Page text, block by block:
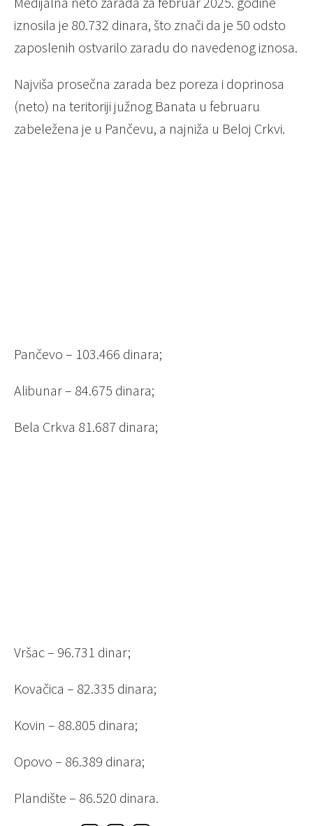
iznosila je 80.732 dinara, što znači da je 50 odsto
zaposlenih ostvarilo zaradu do navedenog iznosa.
Najviša prosečna zarada bez poreza i doprinosa
(neto) na teritoriji južnog Banata u februaru
zabeležena je u Pančevu, a najniža u Beloj Crkvi.
Pančevo – 103.466 dinara;
Alibunar – 84.675 dinara;
Bela Crkva 81.687 dinara;
Vršac – 96.731 dinar;
Kovačica – 82.335 dinara;
Kovin – 88.805 dinara;
Opovo – 86.389 dinara;
Plandište – 86.520 dinara.